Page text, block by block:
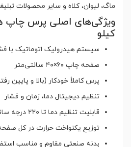
ماگ، لیوان، کلاه و سایر محصولات
کیلو
سیستم هیدرولیک اتوماتیک با
صفحه چاپ ۶۰×۴۰ سانتی‌متر
پرس کاملاً خودکار (بالا و پایین
تنظیم دیجیتال دما، زمان و فشار
قابلیت تنظیم دما تا ۲۲۰ درجه سانتی‌گراد
توزیع یکنواخت حرارت در کل
بدنه صنعتی مقاوم و مناسب